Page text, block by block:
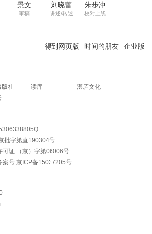
景文
审稿
刘晓蕾
讲述/转述
朱步冲
校对上线
得到网页版 时间的朋友 企业版
版社 读库
湛庐文化
批字第直190304号
可证 （京）字第06006号
案号 京ICP备15037205号